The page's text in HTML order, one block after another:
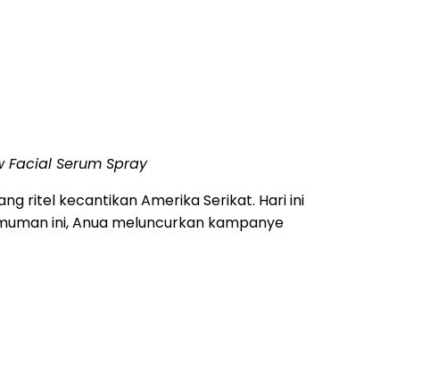
Facial Serum Spray
ritel kecantikan Amerika Serikat. Hari ini
ini, Anua meluncurkan kampanye